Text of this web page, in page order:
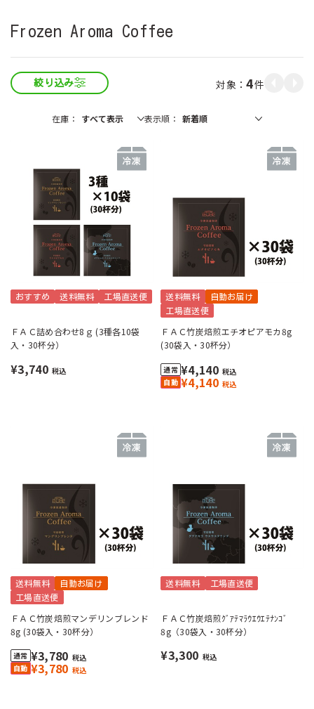
Frozen Aroma Coffee
絞り込み 4件
在庫 表示順
おすすめ 送料無料 工場直送便
ＦＡＣ詰め合わせ8ｇ (3種各10袋
入・30杯分）
¥3,740 税込
送料無料
自動お届け
工場直送便
ＦＡＣ竹炭焙煎エチオピアモカ8g
(30袋入・30杯分）
¥4,140 税込
¥4,140 税込
送料無料
自動お届け
工場直送便
ＦＡＣ竹炭焙煎マンデリンブレンド
8g (30袋入・30杯分）
¥3,780 税込
¥3,780 税込
送料無料 工場直送便
ＦＡＣ竹炭焙煎ｸﾞｱﾃﾏﾗｳｴｳｴﾃﾅﾝｺﾞ
8g（30袋入・30杯分）
¥3,300 税込